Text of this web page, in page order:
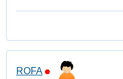
ROFA